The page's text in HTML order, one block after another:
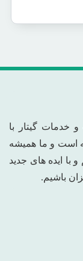
خدمات گیتار با
است و ما همیشه
با ایده های جدید
باشیم.